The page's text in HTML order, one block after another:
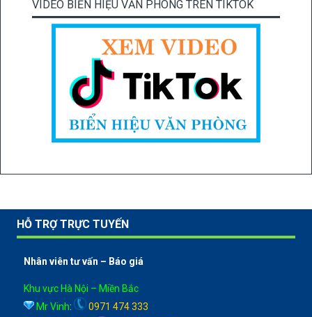
VIDEO BIỂN HIỆU VĂN PHÒNG TRÊN TIKTOK
HỖ TRỢ TRỰC TUYẾN
Nhân viên tư vấn – Báo giá
Khu vực Hà Nội – Miền Bắc
Mr Vinh:
0971 474 333